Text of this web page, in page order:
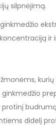
silpnėjimą.
ir
didelį